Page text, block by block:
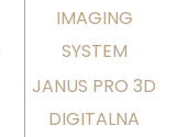
IMAGING
SYSTEM
JANUS PRO 3D
DIGITALNA